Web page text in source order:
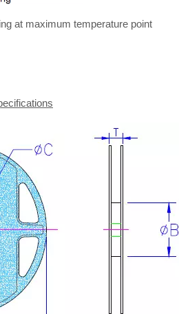
at maximum temperature point